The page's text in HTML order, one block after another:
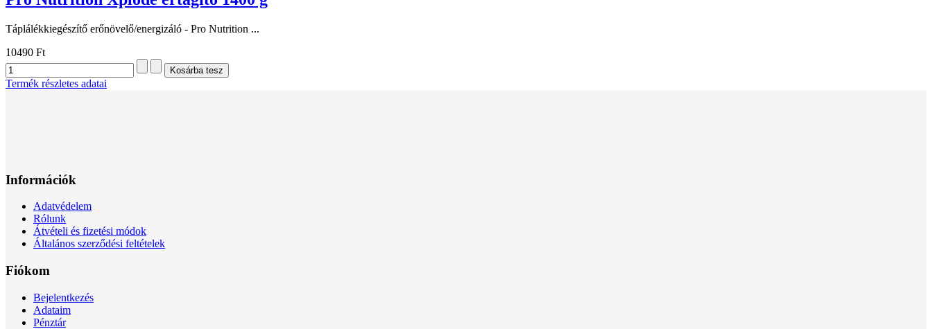
Táplálékkiegészítő erőnövelő/energizáló - Pro Nutrition ...
10490 Ft
Termék részletes adatai
Információk
Adatvédelem
Rólunk
Átvételi és fizetési módok
Általános szerződési feltételek
Fiókom
Bejelentkezés
Adataim
Pénztár